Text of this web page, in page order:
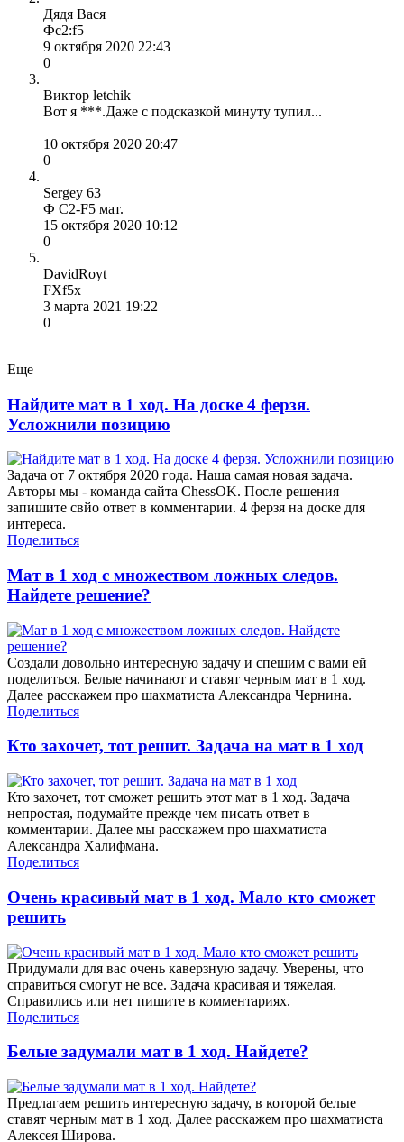
Дядя Вася
Фс2:f5
9 октября 2020 22:43
0
Виктор letchik
Вот я ***.Даже с подсказкой минуту тупил...
10 октября 2020 20:47
0
Sergey 63
Ф С2-F5 мат.
15 октября 2020 10:12
0
DavidRoyt
FXf5x
3 марта 2021 19:22
0
Еще
Найдите мат в 1 ход. На доске 4 ферзя.
Усложнили позицию
Задача от 7 октября 2020 года. Наша самая новая задача.
Авторы мы - команда сайта ChessOK. После решения
запишите свйо ответ в комментарии. 4 ферзя на доске для
интереса.
Поделиться
Мат в 1 ход с множеством ложных следов.
Найдете решение?
Создали довольно интересную задачу и спешим с вами ей
поделиться. Белые начинают и ставят черным мат в 1 ход.
Далее расскажем про шахматиста Александра Чернина.
Поделиться
Кто захочет, тот решит. Задача на мат в 1 ход
Кто захочет, тот сможет решить этот мат в 1 ход. Задача
непростая, подумайте прежде чем писать ответ в
комментарии. Далее мы расскажем про шахматиста
Александра Халифмана.
Поделиться
Очень красивый мат в 1 ход. Мало кто сможет
решить
Придумали для вас очень каверзную задачу. Уверены, что
справиться смогут не все. Задача красивая и тяжелая.
Справились или нет пишите в комментариях.
Поделиться
Белые задумали мат в 1 ход. Найдете?
Предлагаем решить интересную задачу, в которой белые
ставят черным мат в 1 ход. Далее расскажем про шахматиста
Алексея Широва.